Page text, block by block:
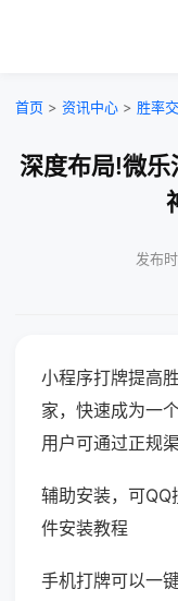
首页 > 资讯中心 > 胜率
深度布局!微乐
发布
小程序打牌提高
家，快速成为一
用户可通过正规
辅助安装，可
件安装教程
手机打牌可以一